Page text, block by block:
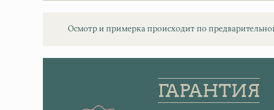
Осмотр и примерка происходит по
ГАРАНТИЯ